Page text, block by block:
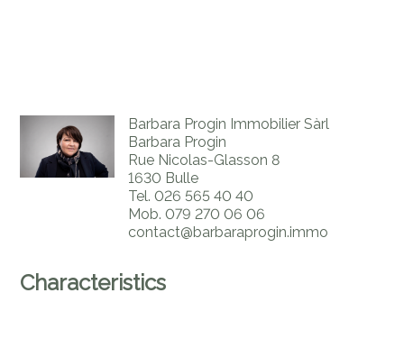
Barbara Progin Immobilier Sàrl
Barbara Progin
Rue Nicolas-Glasson 8
1630 Bulle
Tel. 026 565 40 40
Mob. 079 270 06 06
contact@barbaraprogin.immo
Characteristics